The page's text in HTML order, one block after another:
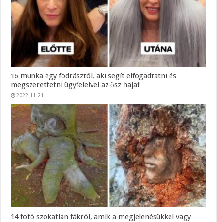
16 munka egy fodrásztól, aki segít elfogadtatni és
megszerettetni ügyfeleivel az ősz hajat
2022-11-21
14 fotó szokatlan fákról, amik a megjelenésükkel vagy